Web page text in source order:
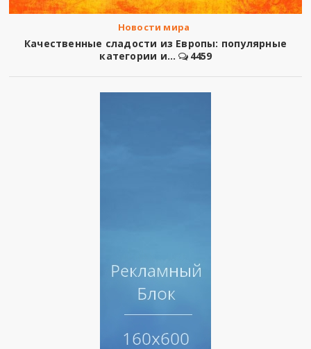
Новости мира
Качественные сладости из Европы: популярные
категории и...
4459